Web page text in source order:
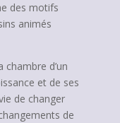
des motifs
animés
chambre d’un
et de ses
de changer
de